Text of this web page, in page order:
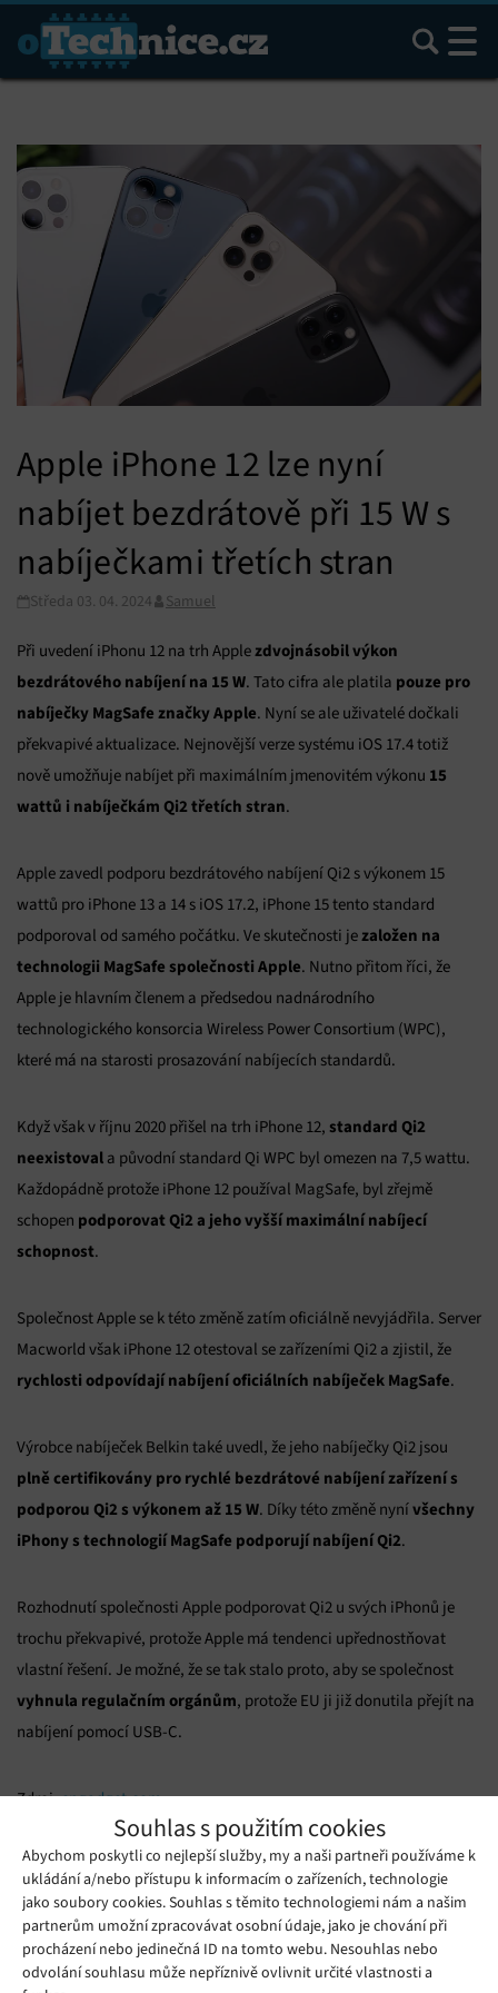
Souhlas s použitím cookies
Abychom poskytli co nejlepší služby, my a naši partneři používáme k
ukládání a/nebo přístupu k informacím o zařízeních, technologie
jako soubory cookies. Souhlas s těmito technologiemi nám a našim
partnerům umožní zpracovávat osobní údaje, jako je chování při
procházení nebo jedinečná ID na tomto webu. Nesouhlas nebo
odvolání souhlasu může nepříznivě ovlivnit určité vlastnosti a
Hledat
Apple iPhone 12 lze nyní
nabíjet bezdrátově při 15 W s
nabíječkami třetích stran
Středa 03. 04. 2024 Samuel
Při uvedení iPhonu 12 na trh Applezdvojnásobil výkon
bezdrátového nabíjení na 15 W. Tato cifra ale platila pouze pro
nabíječky MagSafe značky Apple. Nyní se ale uživatelé dočkali
překvapivé aktualizace. Nejnovější verze systému iOS 17.4 totiž
nově umožňuje nabíjet při maximálním jmenovitém výkonu 15
wattů i nabíječkám Qi2 třetích stran.
Apple zavedl podporu bezdrátového nabíjení Qi2 s výkonem 15
wattů pro iPhone 13 a 14 s iOS 17.2, iPhone 15 tento standard
podporoval od samého počátku. Ve skutečnosti jezaložen na
technologii MagSafe společnosti Apple. Nutno přitom říci, že
Apple je hlavním členem a předsedou nadnárodního
technologického konsorcia Wireless Power Consortium (WPC),
které má na starosti prosazování nabíjecích standardů.
Když však v říjnu 2020 přišel na trh iPhone 12, standard Qi2
neexistoval a původní standard Qi WPC byl omezen na 7,5 wattu.
Každopádně protože iPhone 12 používal MagSafe, byl zřejmě
schopen podporovat Qi2 a jeho vyšší maximální nabíjecí
schopnost.
Společnost Apple se k této změně zatím oficiálně nevyjádřila. Server
Macworld však iPhone 12 otestoval se zařízeními Qi2 a zjistil, že
rychlosti odpovídají nabíjení oficiálních nabíječek MagSafe.
Výrobce nabíječek Belkin také uvedl, že jeho nabíječky Qi2 jsou
plně certifikovány pro rychlé bezdrátové nabíjení zařízení s
podporou Qi2 s výkonem až 15 W. Díky této změně nynívšechny
iPhony s technologií MagSafe podporují nabíjení Qi2.
Rozhodnutí společnosti Apple podporovat Qi2 u svých iPhonů je
trochu překvapivé, protože Apple má tendenci upřednostňovat
vlastní řešení. Je možné, že se tak stalo proto, aby se společnost
vyhnula regulačním orgánům, protože EU ji již donutila přejít na
nabíjení pomocí USB-C.
Zdroj:engadget.com
Mohlo by se vám líbit